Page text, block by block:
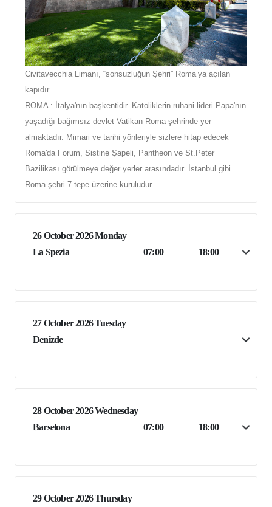
Civitavecchia Limanı, “sonsuzluğun Şehri” Roma’ya açılan
kapıdır.
ROMA : İtalya'nın başkentidir. Katoliklerin ruhani lideri Papa'nın
yaşadığı bağımsız devlet Vatikan Roma şehrinde yer
almaktadır. Mimari ve tarihi yönleriyle sizlere hitap edecek
Roma'da Forum, Sistine Şapeli, Pantheon ve St.Peter
Bazilikası görülmeye değer yerler arasındadır. İstanbul gibi
Roma şehri 7 tepe üzerine kuruludur.
26 October 2026 Monday
La Spezia
07:00 18:00
27 October 2026 Tuesday
Denizde
28 October 2026 Wednesday
Barselona
07:00 18:00
29 October 2026 Thursday